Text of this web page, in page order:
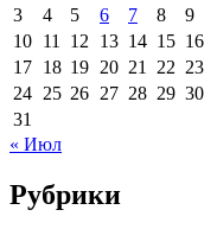
3
4 5 6 7 8
9
10 11 12 13 14 15 16
17 18 19 20 21 22 23
24 25 26 27 28 29 30
31
« Июл
Рубрики